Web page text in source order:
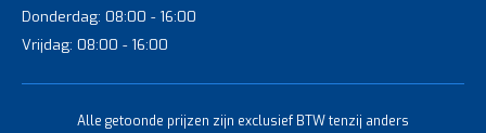
Donderdag: 08:00 - 16:00
Vrijdag: 08:00 - 16:00
Alle getoonde prijzen zijn exclusief BTW tenzij anders